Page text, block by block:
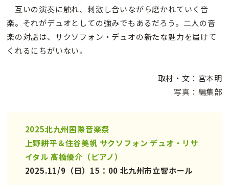
互いの演奏に触れ、刺激し合いながら磨かれていく音
楽。それがデュオとしての強みでもあるだろう。二人の音
楽の対話は、サクソフォン・デュオの新たな魅力を届けて
くれるにちがいない。
取材・文：宮本明
写真：編集部
2025北九州国際音楽祭
上野耕平＆住谷美帆 サクソフォン デュオ・リサ
イタル 高橋優介（ピアノ）
2025.11/9（日）15：00 北九州市立響ホール